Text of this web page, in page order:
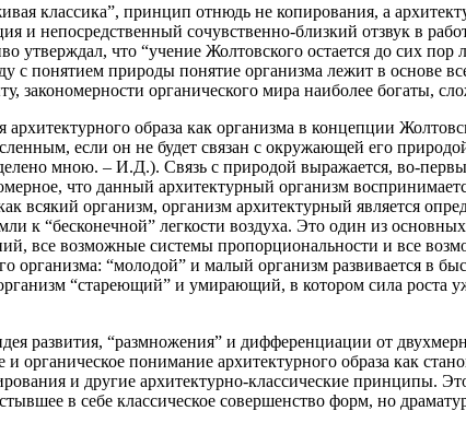
классика”, принцип отнюдь не копирования, а
и непосредственный сочувственно-близкий отзвук в
утверждал, что “учение Жолтовского остается до сих пор
с понятием природы понятие организма лежит в основе
закономерности органического мира наиболее богаты,
образа как организма в концепции
если он не будет связан с окружающей его
мною. – И.Д.). Связь с природой выражается, во-
что данный архитектурный организм
всякий организм, организм архитектурный является
к “бесконечной” легкости воздуха. Это один из
все возможные системы пропорциональности и все
организма: “молодой” и малый организм развивается в
“стареющий” и умирающий, в котором сила роста
развития, “размножения” и дифференциации от
органическое понимание архитектурного образа как
и другие архитектурно-классические принципы.
в себе классическое совершенство форм, но